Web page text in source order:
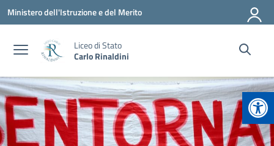
Vai ai contenuti
Vai al menu di navigazione
Vai al footer
Ministero dell'Istruzione e del Merito
Liceo di Stato
Carlo Rinaldini